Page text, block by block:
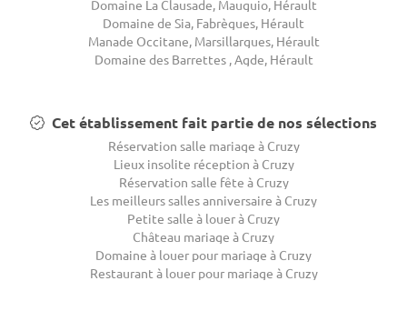
Domaine La Clausade, Mauguio, Hérault
Domaine de Sia, Fabrègues, Hérault
Manade Occitane, Marsillargues, Hérault
Domaine des Barrettes , Agde, Hérault
Cet établissement fait partie de nos sélections
Réservation salle mariage à Cruzy
Lieux insolite réception à Cruzy
Réservation salle fête à Cruzy
Les meilleurs salles anniversaire à Cruzy
Petite salle à louer à Cruzy
Château mariage à Cruzy
Domaine à louer pour mariage à Cruzy
Restaurant à louer pour mariage à Cruzy